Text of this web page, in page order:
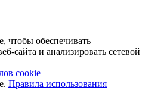
чтобы обеспечивать
сайта и анализировать сетевой
cookie
Правила использования